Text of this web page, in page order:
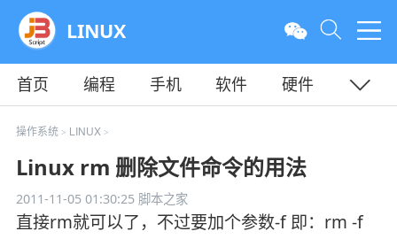
LINUX
首页 编程 手机 软件
硬件
教程
平面
操作系统> LINUX>
Linux rm 删除文件命令的用法
2011-11-05 01:30:25脚本之家
直接rm就可以了，不过要加个参数-f 即：rm -f